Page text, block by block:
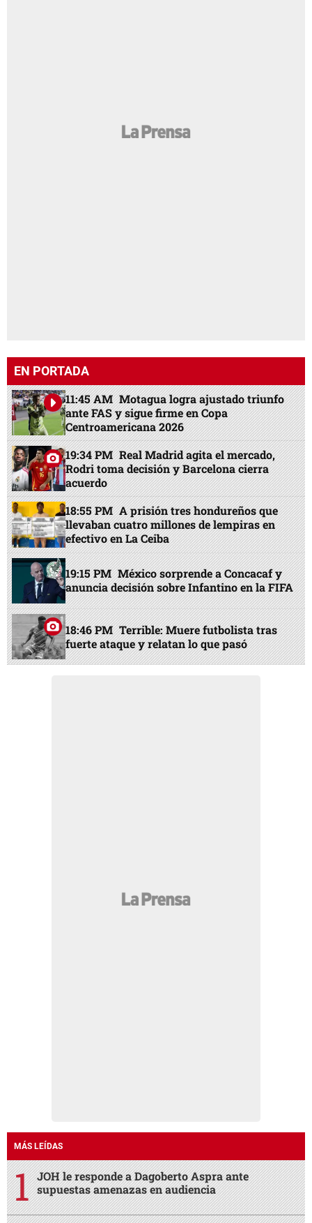
EN PORTADA
11:45 AM Motagua logra ajustado triunfo
ante FAS y sigue firme en Copa
Centroamericana 2026
19:34 PM Real Madrid agita el mercado,
Rodri toma decisión y Barcelona cierra
acuerdo
18:55 PM A prisión tres hondureños que
llevaban cuatro millones de lempiras en
efectivo en La Ceiba
19:15 PM México sorprende a Concacaf y
anuncia decisión sobre Infantino en la FIFA
18:46 PM Terrible: Muere futbolista tras
fuerte ataque y relatan lo que pasó
MÁS LEÍDAS
JOH le responde a Dagoberto Aspra ante
supuestas amenazas en audiencia